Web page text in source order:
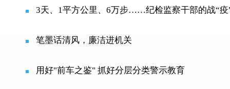
3天、1平方公里、6万步……纪检监察干部的战“疫
笔墨话清风，廉洁进机关
用好"前车之鉴" 抓好分层分类警示教育